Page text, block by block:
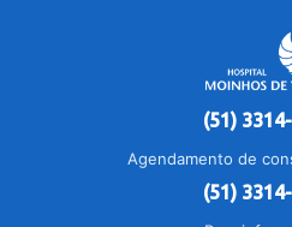
(51)
Agendamento de
(51)